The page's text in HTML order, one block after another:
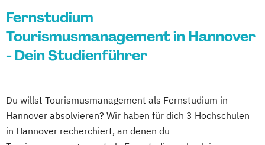
Fernstudium
Tourismusmanagement in Hannover
- Dein Studienführer
Du willst Tourismusmanagement als Fernstudium in
Hannover absolvieren? Wir haben für dich 3 Hochschulen
in Hannover recherchiert, an denen du